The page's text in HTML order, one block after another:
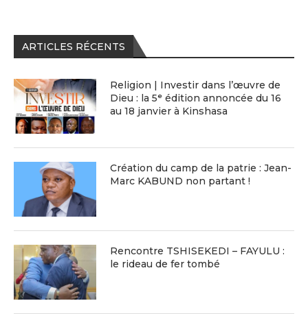
ARTICLES RÉCENTS
Religion | Investir dans l’œuvre de
Dieu : la 5ᵉ édition annoncée du 16
au 18 janvier à Kinshasa
Création du camp de la patrie : Jean-
Marc KABUND non partant !
Rencontre TSHISEKEDI – FAYULU :
le rideau de fer tombé